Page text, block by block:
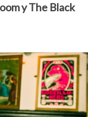
y The Black